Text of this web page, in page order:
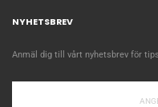
NYHETSBREV
Anmäl dig till vårt nyhetsbrev för